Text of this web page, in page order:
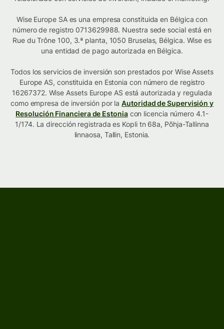
Wise Europe SA es una empresa constituida en Bélgica con
número de registro 0713629988. Nuestra sede social está en
Rue du Trône 100, 3.ª planta, 1050 Bruselas, Bélgica. Wise es
una entidad de pago autorizada en Bélgica.
Todos los servicios de inversión son prestados por Wise Assets
Europe AS, constituida en Estonia con número de registro
16267372. Wise Assets Europe AS está autorizada y regulada
como empresa de inversión por laAutoridad de Supervisión y
Resolución Financiera de Estoniacon licencia número 4.1-
1/174. La dirección registrada es Kopli tn 68a, Põhja-Tallinna
linnaosa, Tallin, Estonia.